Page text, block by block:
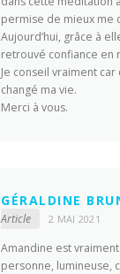
permise de mieux me
Aujourd’hui, grâce à
retrouvé confiance en
Je conseil vraiment
changé ma vie.
Merci à vous.
GÉRALDINE
Article
2 MAI 2021
Amandine est
personne, lumineuse,